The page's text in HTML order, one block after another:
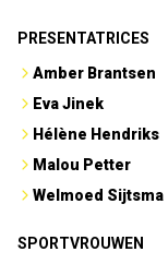
PRESENTATRICES
Amber Brantsen
Eva Jinek
Hélène Hendriks
Malou Petter
Welmoed Sijtsma
SPORTVROUWEN